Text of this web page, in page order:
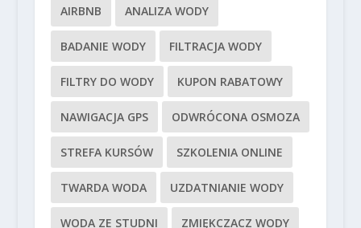
AIRBNB ANALIZA WODY
BADANIE WODY FILTRACJA WODY
FILTRY DO WODY KUPON RABATOWY
NAWIGACJA GPS ODWRÓCONA OSMOZA
STREFA KURSÓW SZKOLENIA ONLINE
TWARDA WODA UZDATNIANIE WODY
WODA ZE STUDNI ZMIĘKCZACZ WODY